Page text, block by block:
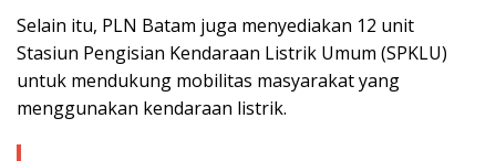
Selain itu, PLN Batam juga menyediakan 12 unit
Stasiun Pengisian Kendaraan Listrik Umum (SPKLU)
untuk mendukung mobilitas masyarakat yang
menggunakan kendaraan listrik.